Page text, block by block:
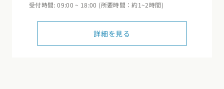
受付時間: 09:00 ~ 18:00 (所要時間：約1~2時間)
詳細を見る